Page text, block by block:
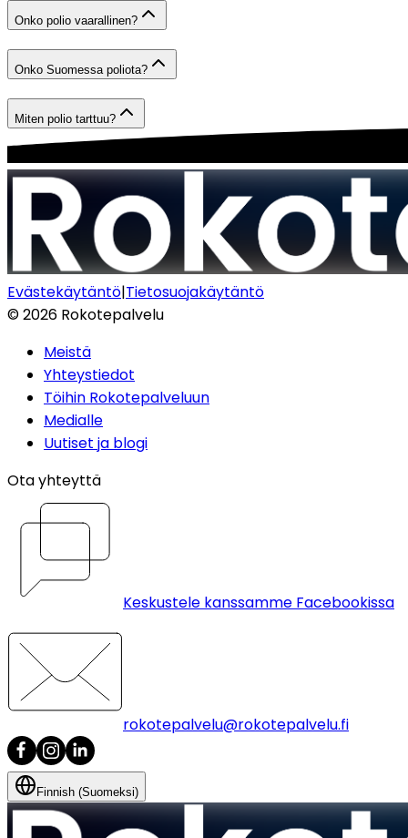
Onko polio vaarallinen?
Onko Suomessa poliota?
Miten polio tarttuu?
Evästekäytäntö|Tietosuojakäytäntö
©2026 Rokotepalvelu
Meistä
Yhteystiedot
Töihin Rokotepalveluun
Medialle
Uutiset ja blogi
Ota yhteyttä
Keskustele kanssamme Facebookissa
rokotepalvelu@rokotepalvelu.fi
Finnish (Suomeksi)